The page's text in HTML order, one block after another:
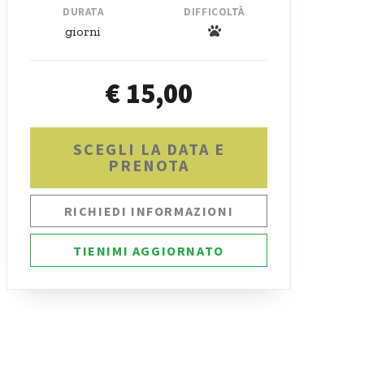
DURATA
giorni
DIFFICOLTÀ
€ 15,00
SCEGLI LA DATA E
PRENOTA
RICHIEDI INFORMAZIONI
TIENIMI AGGIORNATO